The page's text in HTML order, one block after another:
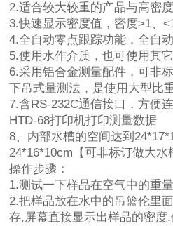
2.适合较大较重的产品与高密
3.快速显示密度值，密度>1、
4.全自动零点跟踪功能，全自
5.使用水作介质，也可使用其
6.采用铝合金测量配件，可非
下吊式量测法，是使用大型比
7.含RS-232C通信接口，方便
HTD-68打印机打印测量数据
8、内部水槽的空间达到
24*16*10cm【可非标订做大水
操作步骤：
1.测试一下样品在空气中的重
2.把样品放在水中的吊篮伦里
存,屏幕直接显示出样品的密度.